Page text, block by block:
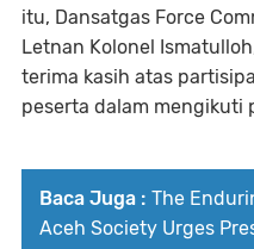
itu, Dansatgas Force
Letnan Kolonel
terima kasih atas
peserta dalam mengikuti
Baca Juga : The
Aceh Society Urges